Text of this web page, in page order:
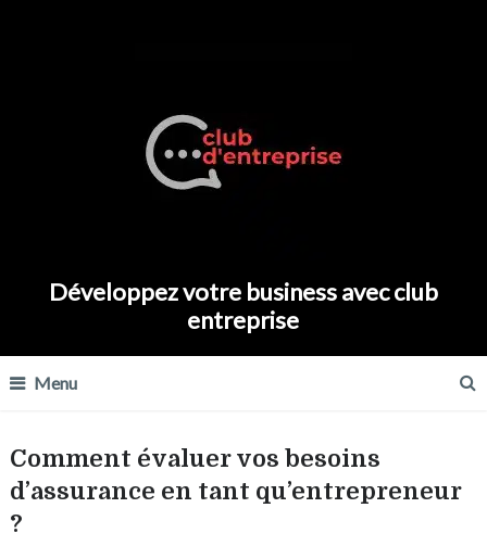
Développez votre business avec club
entreprise
Menu
Comment évaluer vos besoins
d’assurance en tant qu’entrepreneur
?